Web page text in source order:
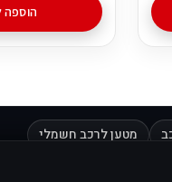
הוספה
מטען לרכב חשמלי